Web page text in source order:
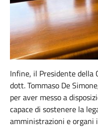
Infine, il Presidente della
dott. Tommaso De
per aver messo a
capace di sostenere la
amministrazioni e